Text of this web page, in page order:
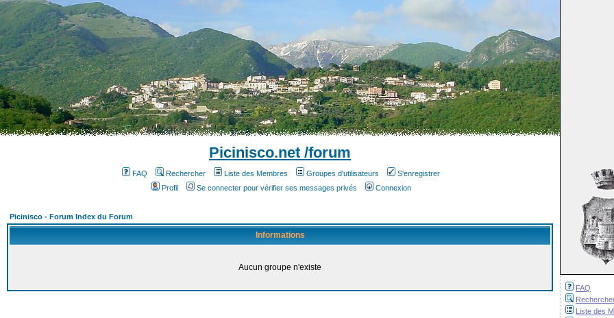
FAQ
Liste des
Picinisco.net /forum
FAQ Rechercher Liste des Membres Groupes d'utilisateurs
S'enregistrer
Profil
Se connecter pour vérifier ses messages privés Connexion
Picinisco - Forum Index du Forum
Informations
Aucun groupe n'existe